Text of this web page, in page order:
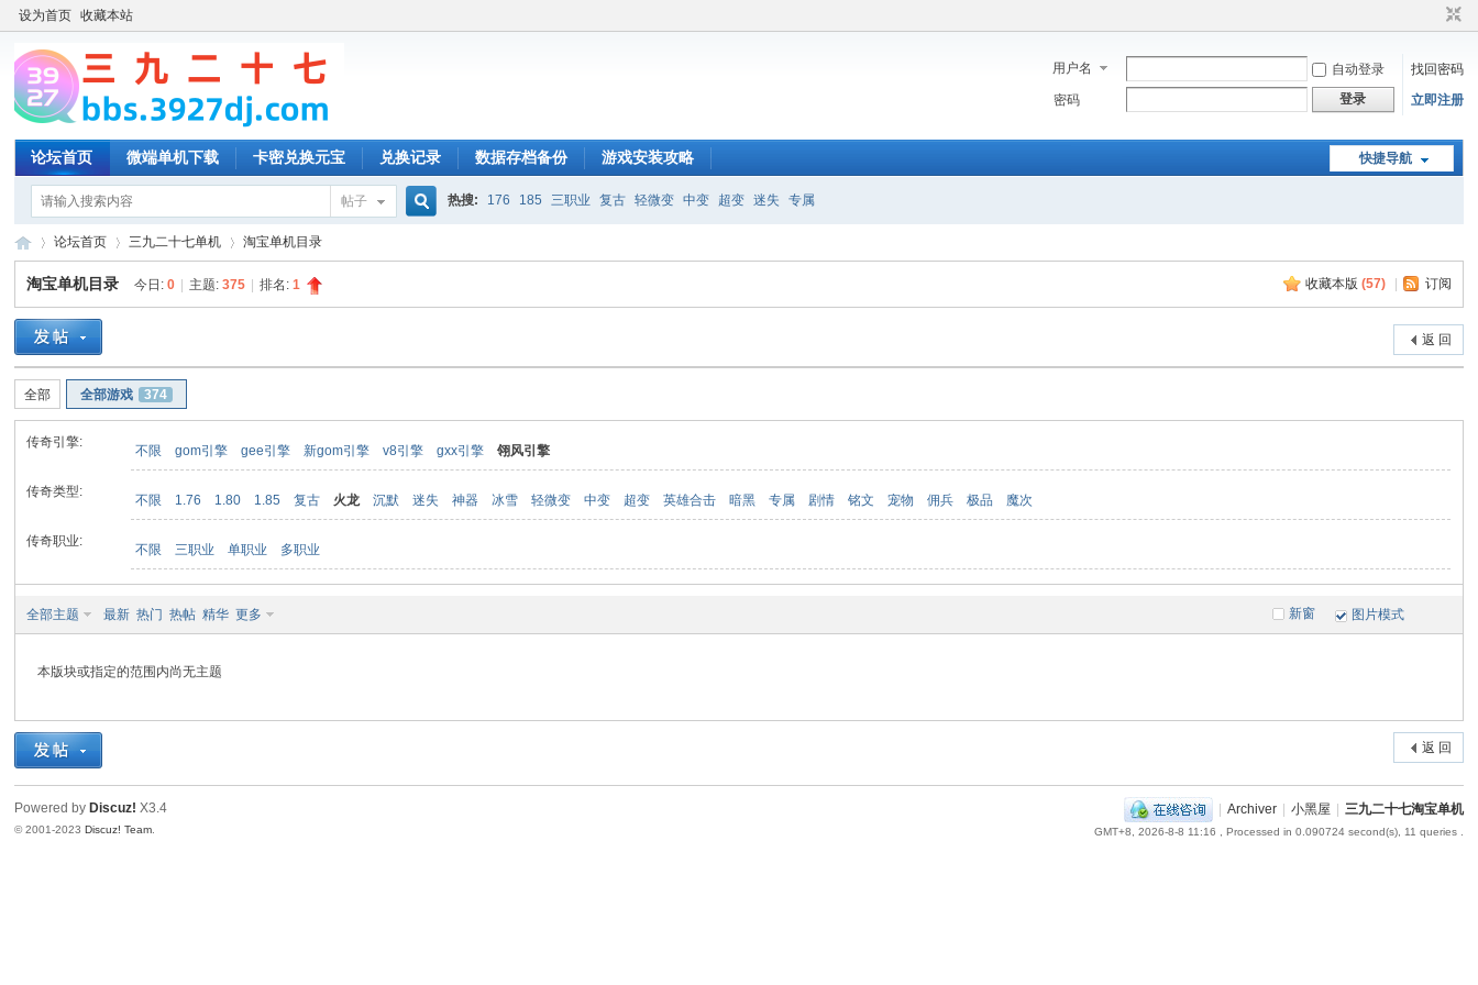
设为首页 收藏本站
用户名 自动登录
找回密码
密码
登录 立即注册
快捷导航
论坛首页 微端单机下载 卡密兑换元宝 兑换记录 数据存档备份 游戏安装攻略
帖子 热搜: 176 185 三职业 复古 轻微变 中变 超变 迷失 专属
»
论坛首页 三九二十七单机 淘宝单机目录
收藏本版 (57) 订阅
淘宝单机目录 今日:0 主题:375 排名:1
返 回
全部 全部游戏 374
传奇引擎:
不限 gom引擎 gee引擎 新gom引擎 v8引擎 gxx引擎 翎风引擎
传奇类型:
不限 1.76 1.80 1.85 复古 火龙 沉默 迷失 神器 冰雪 轻微变 中变 超变 英雄合击 暗黑 专属 剧情 铭文 宠物 佣兵 极品 魔次
传奇职业:
不限 三职业 单职业 多职业
新窗
全部主题 最新 热门 热帖 精华 更多 图片模式
本版块或指定的范围内尚无主题
返 回
| Archiver | 小黑屋 | 三九二十七淘宝单机
GMT+8, 2026-8-8 11:16 , Processed in 0.090724 second(s), 11 queries .
Powered by Discuz! X3.4
© 2001-2023Discuz! Team